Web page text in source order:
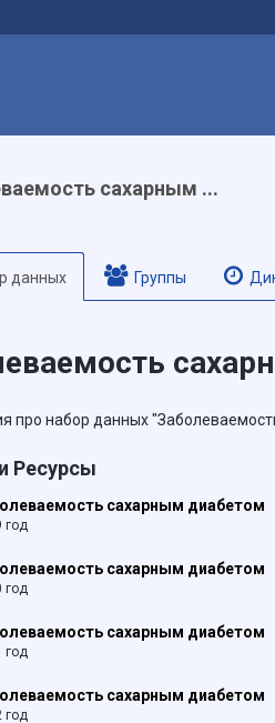
сахарным ...
данных Группы
про набор данных
Ресурсы
сахарным диабетом
год
сахарным диабетом
год
сахарным диабетом
год
сахарным диабетом
год